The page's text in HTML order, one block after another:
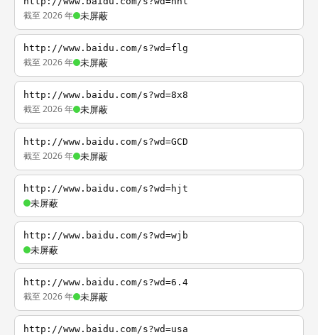
截至 2026 年 未屏蔽
http://www.baidu.com/s?wd=flg
截至 2026 年 未屏蔽
http://www.baidu.com/s?wd=8x8
截至 2026 年 未屏蔽
http://www.baidu.com/s?wd=GCD
截至 2026 年 未屏蔽
http://www.baidu.com/s?wd=hjt
未屏蔽
http://www.baidu.com/s?wd=wjb
未屏蔽
http://www.baidu.com/s?wd=6.4
截至 2026 年 未屏蔽
http://www.baidu.com/s?wd=usa